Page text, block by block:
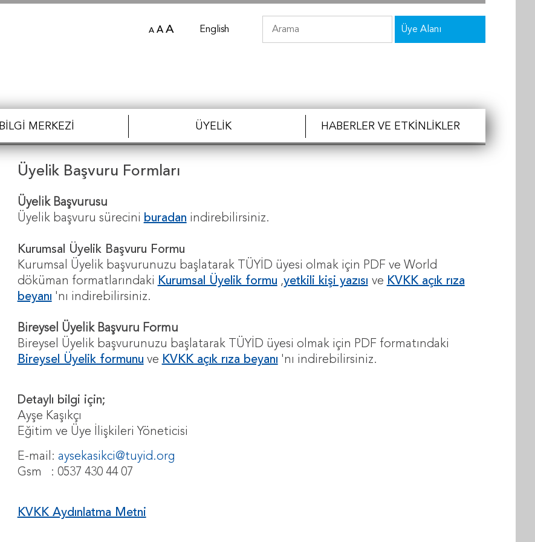
BILGI MERKEZI ÜYELIK HABERLER VE ETKINLIKLER
A A A English Üye Alanı
Üyelik Başvuru Formları
Üyelik Başvurusu
Üyelik başvuru sürecini buradan indirebilirsiniz.
Kurumsal Üyelik Başvuru Formu
Kurumsal Üyelik başvurunuzu başlatarak TÜYİD üyesi olmak için PDF ve World
döküman formatlarındaki Kurumsal Üyelik formu ,yetkili kişi yazısı ve KVKK açık rıza
beyanı 'nı indirebilirsiniz.
Bireysel Üyelik Başvuru Formu
Bireysel Üyelik başvurunuzu başlatarak TÜYİD üyesi olmak için PDF formatındaki
Bireysel Üyelik formunu ve KVKK açık rıza beyanı 'nı indirebilirsiniz.
Detaylı bilgi için;
Ayşe Kaşıkçı
Eğitim ve Üye İlişkileri Yöneticisi
E-mail: aysekasikci@tuyid.org
Gsm : 0537 430 44 07
KVKK Aydınlatma Metni